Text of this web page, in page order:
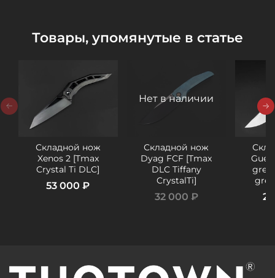
Товары, упомянутые в статье
Складной нож
Xenos 2 [Tmax
Crystal Ti DLC]
53 000 ₽
Нет в наличии
Складной нож
Dyag FCF [Tmax
DLC Tiffany
CrystalTi]
32 000 ₽